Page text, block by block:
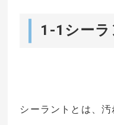
1-1シー
シーラントとは、